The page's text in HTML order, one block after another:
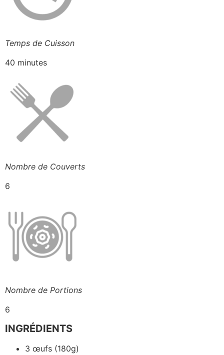
Temps de Cuisson
40 minutes
Nombre de Couverts
6
Nombre de Portions
6
INGRÉDIENTS
3 œufs (180g)